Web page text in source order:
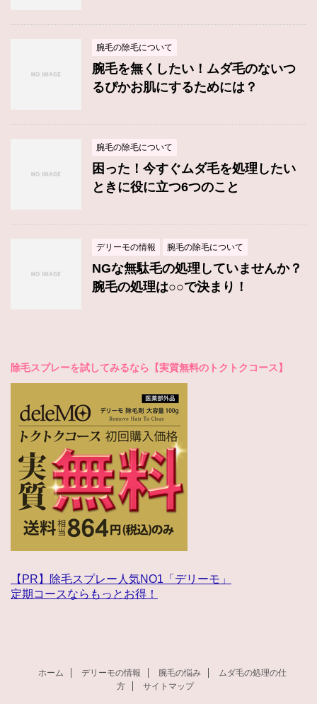
腕毛の除毛について
腕毛を無くしたい！ムダ毛のないつ
るぴかお肌にするためには？
腕毛の除毛について
困った！今すぐムダ毛を処理したい
ときに役に立つ6つのこと
デリーモの情報 腕毛の除毛について
NGな無駄毛の処理していませんか？
腕毛の処理は○○で決まり！
除毛スプレーを試してみるなら【実質無料のトクトクコース】
【PR】除毛スプレー人気NO1「デリーモ」
定期コースならもっとお得！
ホーム デリーモの情報 腕毛の悩み
ムダ毛の処理の仕
方
サイトマップ